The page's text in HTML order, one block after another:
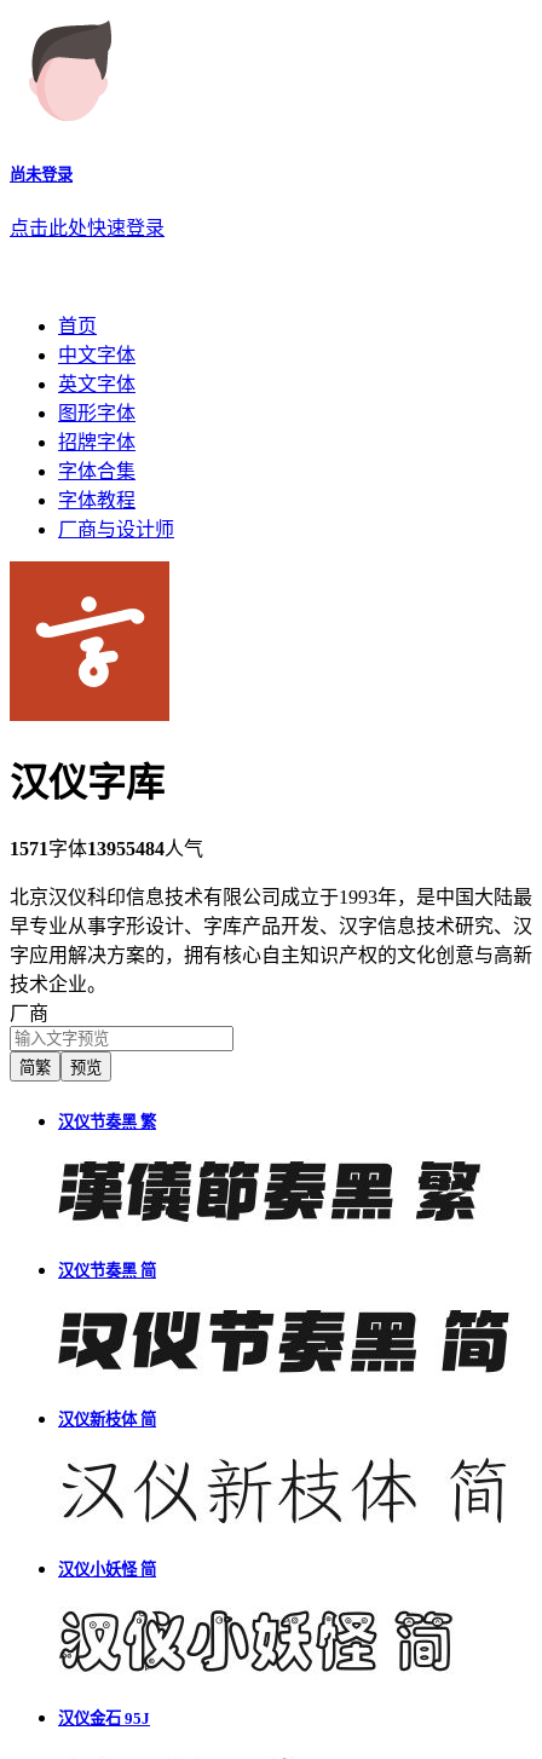
尚未登录
点击此处快速登录
首页
中文字体
英文字体
图形字体
招牌字体
字体合集
字体教程
厂商与设计师
汉仪字库
1571字体13955484人气
北京汉仪科印信息技术有限公司成立于1993年，是中国大陆最
早专业从事字形设计、字库产品开发、汉字信息技术研究、汉
字应用解决方案的，拥有核心自主知识产权的文化创意与高新
技术企业。
厂商
简繁 预览
汉仪节奏黑 繁
汉仪节奏黑 简
汉仪新枝体 简
汉仪小妖怪 简
汉仪金石 95J